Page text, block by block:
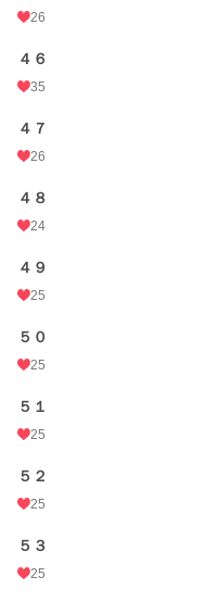
26
４６
35
４７
26
４８
24
４９
25
５０
25
５１
25
５２
25
５３
25